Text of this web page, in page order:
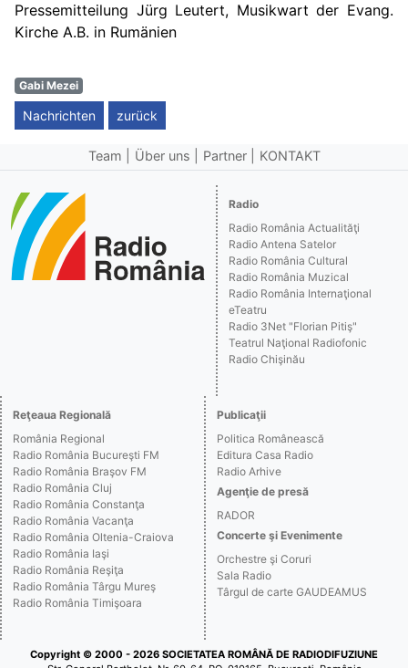
Pressemitteilung Jürg Leutert, Musikwart der Evang.
Kirche A.B. in Rumänien
Gabi Mezei
Nachrichten zurück
Team Über uns Partner KONTAKT
Radio
Radio România Actualităţi
Radio Antena Satelor
Radio România Cultural
Radio România Muzical
Radio România Internaţional
eTeatru
Radio 3Net "Florian Pitiş"
Teatrul Naţional Radiofonic
Radio Chişinău
Reţeaua Regională
România Regional
Radio România Bucureşti FM
Radio România Braşov FM
Radio România Cluj
Radio România Constanţa
Radio România Vacanţa
Radio România Oltenia-Craiova
Radio România Iaşi
Radio România Reşiţa
Radio România Târgu Mureş
Radio România Timişoara
Publicaţii
Politica Românească
Editura Casa Radio
Radio Arhive
Agenţie de presă
RADOR
Concerte şi Evenimente
Orchestre şi Coruri
Sala Radio
Târgul de carte GAUDEAMUS
Copyright © 2000 - 2026 SOCIETATEA ROMÂNĂ DE RADIODIFUZIUNE